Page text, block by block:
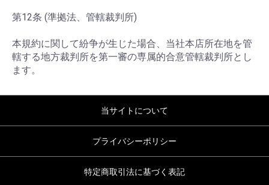
第12条 (準拠法、管轄裁判所)
本規約に関して紛争が生じた場合、当社本店所在地を管
轄する地方裁判所を第一審の専属的合意管轄裁判所とし
ます。
当サイトについて
プライバシーポリシー
特定商取引法に基づく表記